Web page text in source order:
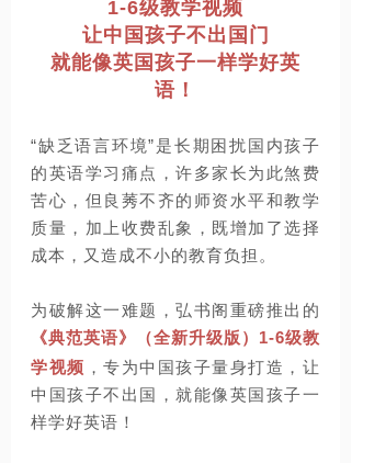
1-6级教学视频
让中国孩子不出国门
就能像英国孩子一样学好英
语！
“缺乏语言环境”是长期困扰国内孩子
的英语学习 痛点，许多家长为此煞费
苦心，但良莠不齐的师资水平和教学
质量，加上收费乱象，既增加了选择
成本，又造成不小的教育负担。
为破解这一难题，弘书阁重磅推出的
《典范英语》（全新升级版） 1-6级教
学视频 ，专为中 国孩子量身打造，让
中国孩子不出国，就能像英国孩子一
样学好英语！